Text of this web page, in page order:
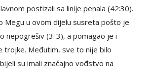
postizali sa linije penala (42:30).
Megu u ovom dijelu susreta pošto je
nepogrešiv (3-3), a pomagao je i
trojke. Međutim, sve to nije bilo
su imali značajno vođstvo na